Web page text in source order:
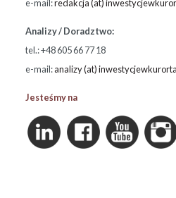
e-mail:redakcja (at)
Analizy / Doradztwo:
tel.: +48 605 66 77 18
e-mail:analizy (at)
Jesteśmy na